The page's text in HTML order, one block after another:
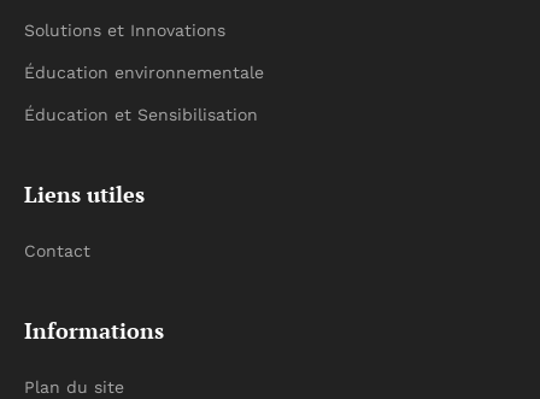
Solutions et Innovations
Éducation environnementale
Éducation et Sensibilisation
Liens utiles
Contact
Informations
Plan du site